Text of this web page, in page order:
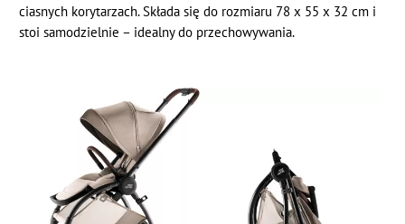
ciasnych korytarzach. Składa się do rozmiaru 78 x 55 x 32 cm i
stoi samodzielnie – idealny do przechowywania.